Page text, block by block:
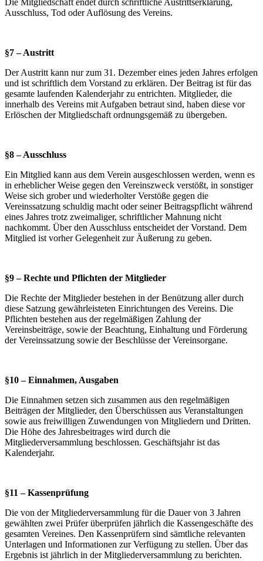
Ausschluss, Tod oder Auflösung des Vereins.
§7 – Austritt
Der Austritt kann nur zum 31. Dezember eines jeden Jahres erfolgen
und ist schriftlich dem Vorstand zu erklären. Der Beitrag ist für das
gesamte laufenden Kalenderjahr zu entrichten. Mitglieder, die
innerhalb des Vereins mit Aufgaben betraut sind, haben diese vor
Erlöschen der Mitgliedschaft ordnungsgemäß zu übergeben.
§8 – Ausschluss
Ein Mitglied kann aus dem Verein ausgeschlossen werden, wenn es
in erheblicher Weise gegen den Vereinszweck verstößt, in sonstiger
Weise sich grober und wiederholter Verstöße gegen die
Vereinssatzung schuldig macht oder seiner Beitragspflicht während
eines Jahres trotz zweimaliger, schriftlicher Mahnung nicht
nachkommt. Über den Ausschluss entscheidet der Vorstand. Dem
Mitglied ist vorher Gelegenheit zur Äußerung zu geben.
§9 – Rechte und Pflichten der Mitglieder
Die Rechte der Mitglieder bestehen in der Benützung aller durch
diese Satzung gewährleisteten Einrichtungen des Vereins. Die
Pflichten bestehen aus der regelmäßigen Zahlung der
Vereinsbeiträge, sowie der Beachtung, Einhaltung und Förderung
der Vereinssatzung sowie der Beschlüsse der Vereinsorgane.
§10 – Einnahmen, Ausgaben
Die Einnahmen setzen sich zusammen aus den regelmäßigen
Beiträgen der Mitglieder, den Überschüssen aus Veranstaltungen
sowie aus freiwilligen Zuwendungen von Mitgliedern und Dritten.
Die Höhe des Jahresbeitrages wird durch die
Mitgliederversammlung beschlossen. Geschäftsjahr ist das
Kalenderjahr.
§11 – Kassenprüfung
Die von der Mitgliederversammlung für die Dauer von 3 Jahren
gewählten zwei Prüfer überprüfen jährlich die Kassengeschäfte des
gesamten Vereines. Den Kassenprüfern sind sämtliche relevanten
Unterlagen und Informationen zur Verfügung zu stellen. Über das
Ergebnis ist jährlich in der Mitgliederversammlung zu berichten.